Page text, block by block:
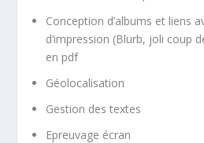
Conception d’albums et liens
d’impression (Blurb, joli coup
en pdf
Géolocalisation
Gestion des textes
Epreuvage écran